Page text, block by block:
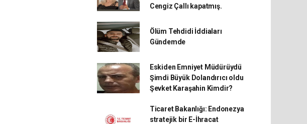
Cengiz Çallı kapatmış.
Ölüm Tehdidi İddiaları
Gündemde
Eskiden Emniyet Müdürüydü
Şimdi Büyük Dolandırıcı oldu
Şevket Karaşahin Kimdir?
Ticaret Bakanlığı: Endonezya
stratejik bir E-İhracat